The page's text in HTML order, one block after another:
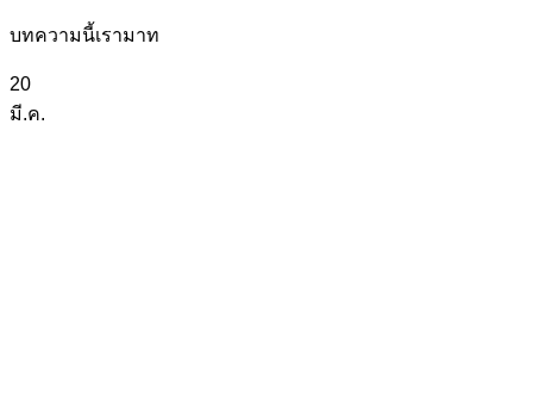
บทความนี้เรามาท
20
มี.ค.